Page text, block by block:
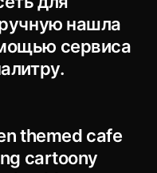
нашла
сервиса
themed cafe
cartoony